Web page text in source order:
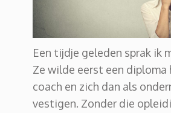
Een tijdje geleden sprak ik
Ze wilde eerst een diploma
coach en zich dan als
vestigen. Zonder die